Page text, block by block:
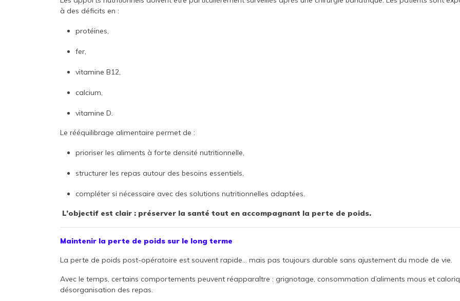
à des déficits en :
protéines,
fer,
vitamine B12,
calcium,
vitamine D.
Le rééquilibrage alimentaire permet de :
prioriser les aliments à forte densité nutritionnelle,
structurer les repas autour des besoins essentiels,
compléter si nécessaire avec des solutions nutritionnelles adaptées.
L’objectif est clair : préserver la santé tout en accompagnant la perte de poids.
Maintenir la perte de poids sur le long terme
La perte de poids post-opératoire est souvent rapide… mais pas toujours durable sans ajustement du mode de vie.
Avec le temps, certains comportements peuvent réapparaître : grignotage, consommation d’aliments mous et
désorganisation des repas.